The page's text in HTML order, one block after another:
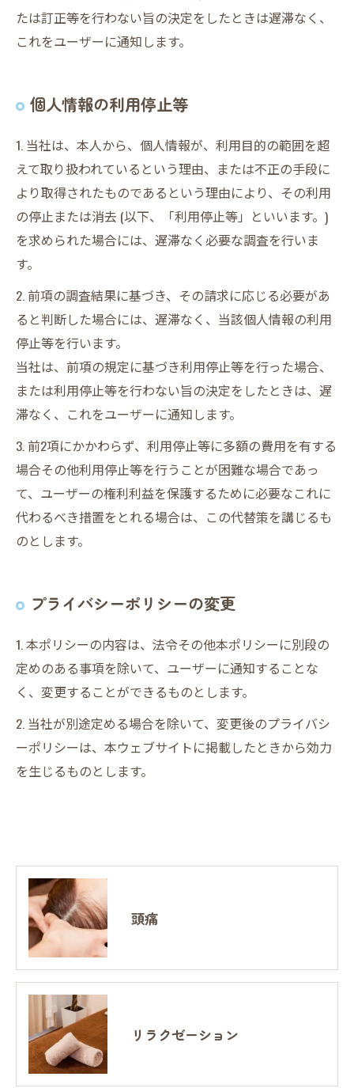
たは訂正等を行わない旨の決定をしたときは遅滞なく、
これをユーザーに通知します。
個人情報の利用停止等
1. 当社は、本人から、個人情報が、利用目的の範囲を超
えて取り扱われているという理由、または不正の手段に
より取得されたものであるという理由により、その利用
の停止または消去 (以下、「利用停止等」といいます。)
を求められた場合には、遅滞なく必要な調査を行いま
す。
2. 前項の調査結果に基づき、その請求に応じる必要があ
ると判断した場合には、遅滞なく、当該個人情報の利用
停止等を行います。
当社は、前項の規定に基づき利用停止等を行った場合、
または利用停止等を行わない旨の決定をしたときは、遅
滞なく、これをユーザーに通知します。
3. 前2項にかかわらず、利用停止等に多額の費用を有する
場合その他利用停止等を行うことが困難な場合であっ
て、ユーザーの権利利益を保護するために必要なこれに
代わるべき措置をとれる場合は、この代替策を講じるも
のとします。
プライバシーポリシーの変更
1. 本ポリシーの内容は、法令その他本ポリシーに別段の
定めのある事項を除いて、ユーザーに通知することな
く、変更することができるものとします。
2. 当社が別途定める場合を除いて、変更後のプライバシ
ーポリシーは、本ウェブサイトに掲載したときから効力
を生じるものとします。
頭痛
リラクゼーション